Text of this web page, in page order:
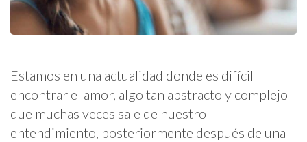
Estamos en una actualidad donde es difícil
encontrar el amor, algo tan abstracto y complejo
que muchas veces sale de nuestro
entendimiento, posteriormente después de una